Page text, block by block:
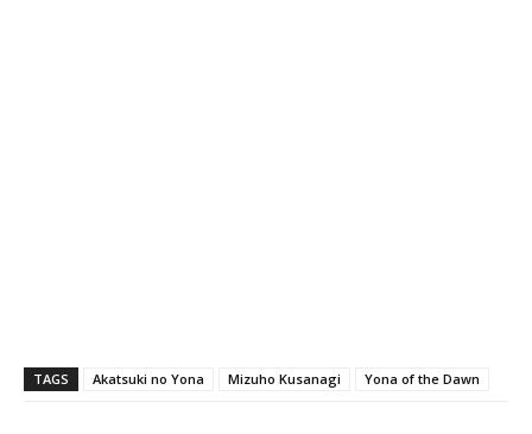
TAGS Akatsuki no Yona Mizuho Kusanagi Yona of the Dawn